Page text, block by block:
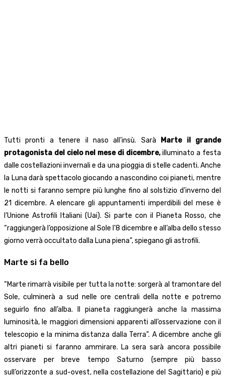
Tutti pronti a tenere il naso all’insù. Sarà Marte il grande
protagonista del cielo nel mese di dicembre,illuminato a festa
dalle costellazioni invernali e da una pioggia di stelle cadenti. Anche
la Luna darà spettacolo giocando a nascondino coi pianeti, mentre
le notti si faranno sempre più lunghe fino al solstizio d’inverno del
21 dicembre. A elencare gli appuntamenti imperdibili del mese è
l’Unione Astrofili Italiani (Uai). Si parte con il Pianeta Rosso, che
“raggiungerà l’opposizione al Sole l’8 dicembre e all’alba dello stesso
giorno verrà occultato dalla Luna piena”, spiegano gli astrofili.
Marte si fa bello
“Marte rimarrà visibile per tutta la notte: sorgerà al tramontare del
Sole, culminerà a sud nelle ore centrali della notte e potremo
seguirlo fino all’alba. Il pianeta raggiungerà anche la massima
luminosità, le maggiori dimensioni apparenti all’osservazione con il
telescopio e la minima distanza dalla Terra”. A dicembre anche gli
altri pianeti si faranno ammirare. La sera sarà ancora possibile
osservare per breve tempo Saturno (sempre più basso
sull’orizzonte a sud-ovest, nella costellazione del Sagittario) e più